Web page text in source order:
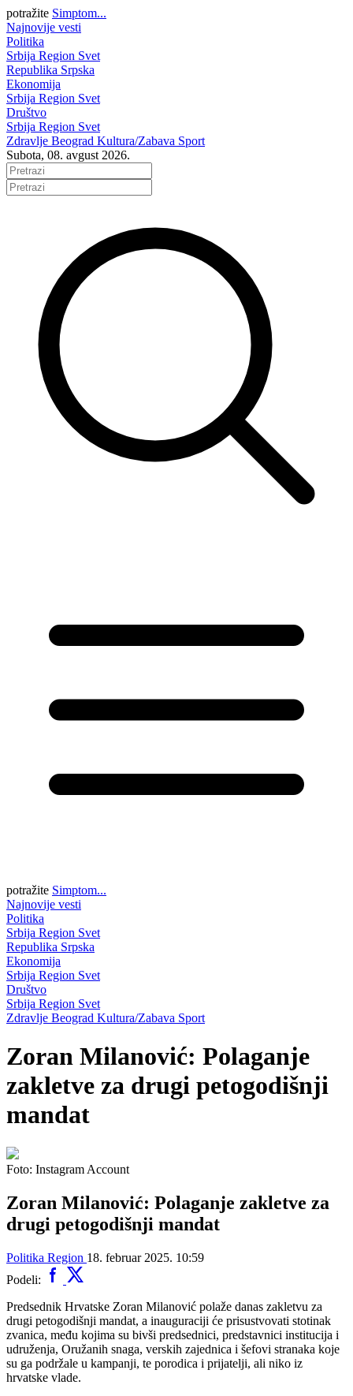
potražite Simptom...
Najnovije vesti
Politika
Srbija Region Svet
Republika Srpska
Ekonomija
Srbija Region Svet
Društvo
Srbija Region Svet
Zdravlje Beograd Kultura/Zabava Sport
Subota, 08. avgust 2026.
potražite Simptom...
Najnovije vesti
Politika
Srbija Region Svet
Republika Srpska
Ekonomija
Srbija Region Svet
Društvo
Srbija Region Svet
Zdravlje Beograd Kultura/Zabava Sport
Zoran Milanović: Polaganje
zakletve za drugi petogodišnji
mandat
Foto: Instagram Account
Zoran Milanović: Polaganje zakletve za
drugi petogodišnji mandat
Politika Region 18. februar 2025. 10:59
Podeli:
Predsednik Hrvatske Zoran Milanović polaže danas zakletvu za
drugi petogodišnji mandat, a inauguraciji će prisustvovati stotinak
zvanica, među kojima su bivši predsednici, predstavnici institucija i
udruženja, Oružanih snaga, verskih zajednica i šefovi stranaka koje
su ga podržale u kampanji, te porodica i prijatelji, ali niko iz
hrvatske vlade.